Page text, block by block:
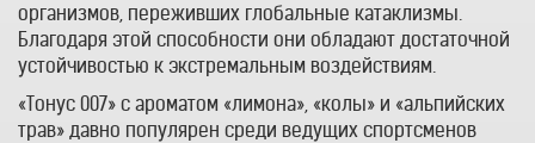
организмов, переживших глобальные катаклизмы.
Благодаря этой способности они обладают достаточной
устойчивостью к экстремальным воздействиям.
«Тонус 007» с ароматом «лимона», «колы» и «альпийских
трав» давно популярен среди ведущих спортсменов